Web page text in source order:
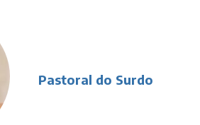
Pastoral do Surdo